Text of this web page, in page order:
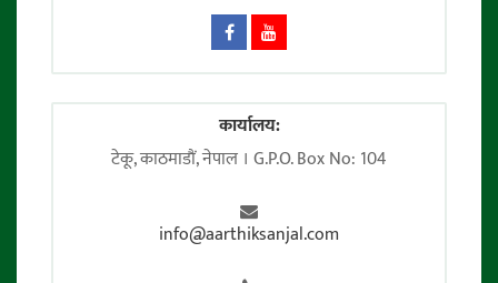
कार्यालय:
टेकू, काठमाडाैं, नेपाल । G.P.O. Box No: 104
info@aarthiksanjal.com